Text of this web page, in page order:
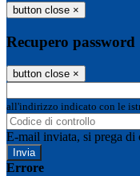
button close ×
Recupero password
button close ×
all'indirizzo indicato con le
E-mail inviata, si prega di
Errore